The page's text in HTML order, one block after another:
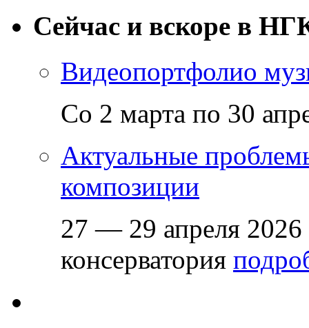
Сейчас и вскоре в
Видеопортфолио
Со 2 марта по 30
Актуальные
композиции
27 — 29 апреля 2026
консерватория